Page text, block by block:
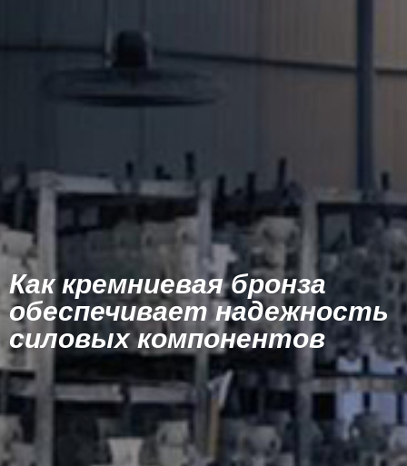
Как кремниевая бронза
обеспечивает надежность
силовых компонентов